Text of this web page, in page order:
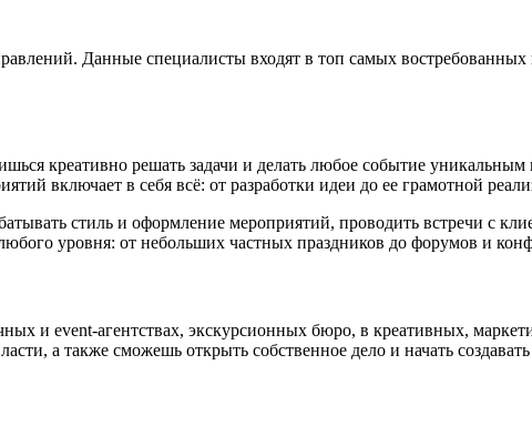
Данные специалисты входят в топ самых
креативно решать задачи и делать любое событие
включает в себя всё: от разработки идеи до ее грамотной
стиль и оформление мероприятий, проводить встречи с
уровня: от небольших частных праздников до форумов и
и event-агентствах, экскурсионных бюро, в креативных,
а также сможешь открыть собственное дело и начать